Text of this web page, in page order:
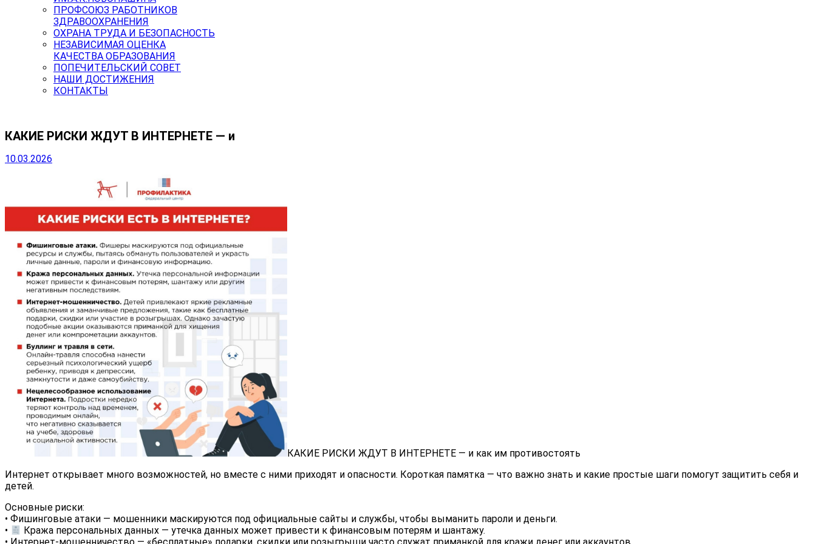
ПРОФСОЮЗ РАБОТНИКОВ
ЗДРАВООХРАНЕНИЯ
ОХРАНА ТРУДА И БЕЗОПАСНОСТЬ
НЕЗАВИСИМАЯ ОЦЕНКА
КАЧЕСТВА ОБРАЗОВАНИЯ
ПОПЕЧИТЕЛЬСКИЙ СОВЕТ
НАШИ ДОСТИЖЕНИЯ
КОНТАКТЫ
КАКИЕ РИСКИ ЖДУТ В ИНТЕРНЕТЕ — и
10.03.2026
КАКИЕ РИСКИ ЖДУТ В ИНТЕРНЕТЕ — и как им противостоять
Интернет открывает много возможностей, но вместе с ними приходят и опасности. Короткая памятка — что важно знать и какие простые шаги помогут защитить себя и
детей.
Основные риски:
• Фишинговые атаки — мошенники маскируются под официальные сайты и службы, чтобы выманить пароли и деньги.
•
Кража персональных данных — утечка данных может привести к финансовым потерям и шантажу.